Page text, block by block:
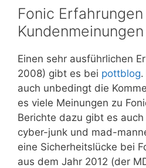
Fonic Erfahrungen
Kundenmeinungen
Einen sehr ausführlichen
2008) gibt es bei pottblog
auch unbedingt die
es viele Meinungen zu
Berichte dazu gibt es
cyber-junk und mad-
eine Sicherheitslücke bei
aus dem Jahr 2012 (der